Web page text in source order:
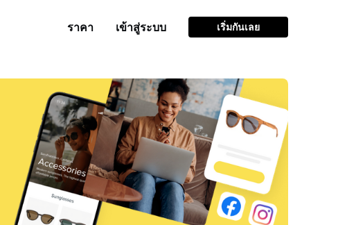
ราคา เข้าสู่ระบบ เริ่มกันเลย